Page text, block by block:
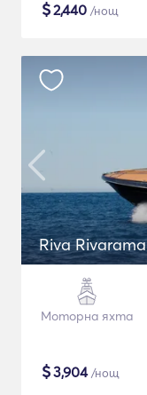
$2,440 /нощ
Riva Rivarama
Моторна яхта
$3,904/нощ